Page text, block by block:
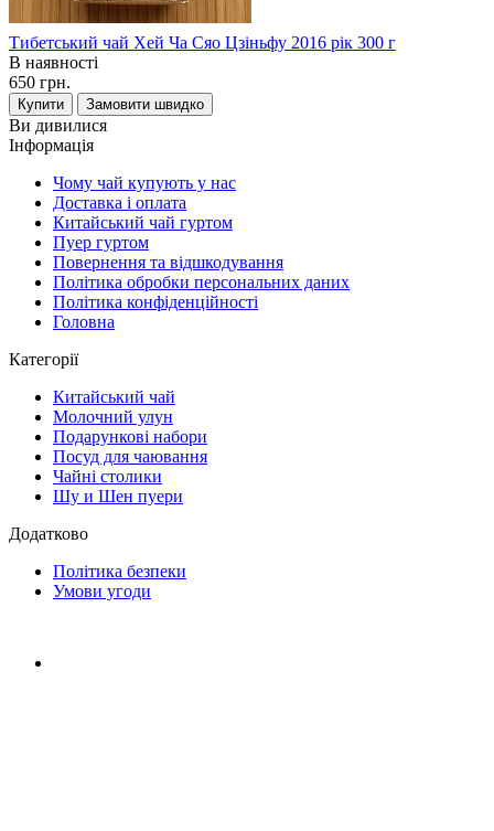
Тибетський чай Хей Ча Сяо Цзіньфу 2016 рік 300 г
В наявності
650 грн.
Купити Замовити швидко
Ви дивилися
Інформація
Чому чай купують у нас
Доставка і оплата
Китайський чай гуртом
Пуер гуртом
Повернення та відшкодування
Політика обробки персональних даних
Політика конфіденційності
Головна
Категорії
Китайський чай
Молочний улун
Подарункові набори
Посуд для чаювання
Чайні столики
Шу и Шен пуери
Додатково
Політика безпеки
Умови угоди